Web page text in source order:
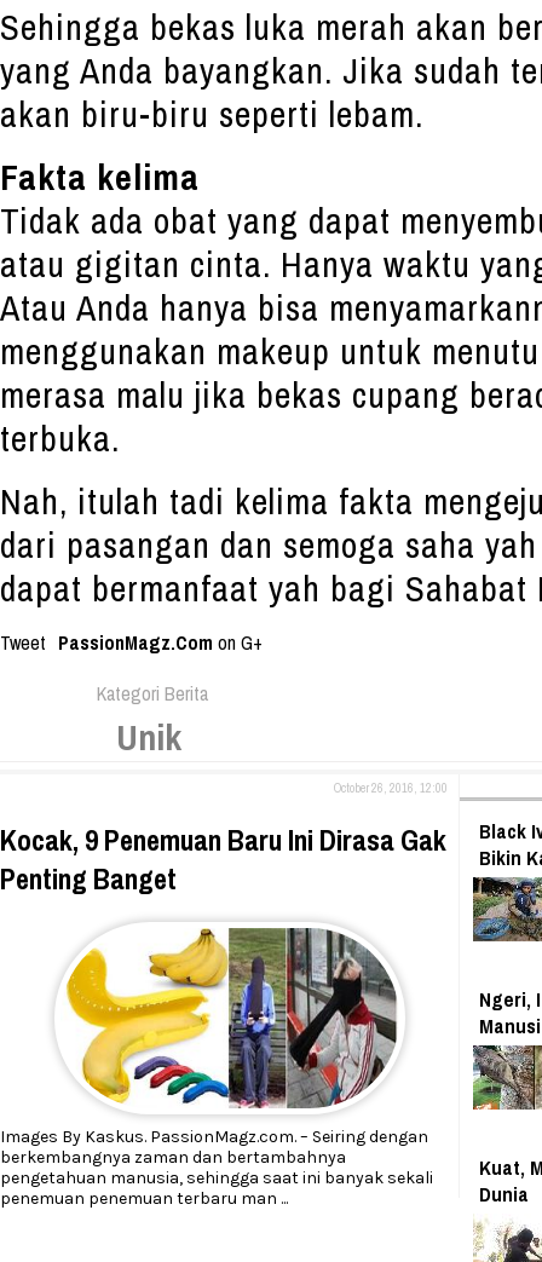
Sehingga bekas luka merah akan
yang Anda bayangkan. Jika sudah
akan biru-biru seperti lebam.
Fakta kelima
Tidak ada obat yang dapat
atau gigitan cinta. Hanya waktu
Atau Anda hanya bisa
menggunakan makeup untuk
merasa malu jika bekas cupang
terbuka.
Nah, itulah tadi kelima fakta
dari pasangan dan semoga saha
dapat bermanfaat yah bagi Sahabat
Tweet PassionMagz.Com on G+
Kategori Berita
Unik
October 26, 2016, 12:00
Kocak, 9 Penemuan Baru Ini Dirasa Gak
Penting Banget
Images By Kaskus. PassionMagz.com. – Seiring dengan
berkembangnya zaman dan bertambahnya
pengetahuan manusia, sehingga saat ini banyak sekali
penemuan penemuan terbaru man ...
Black
Bikin
Ngeri,
Kuat,
Dunia